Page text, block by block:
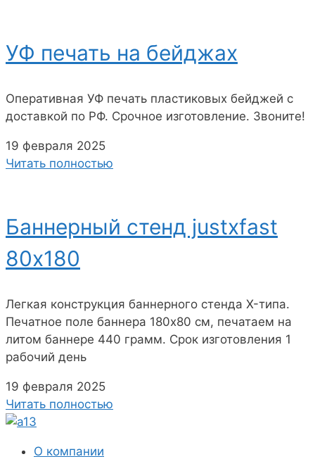
УФ печать на бейджах
Оперативная УФ печать пластиковых бейджей с
доставкой по РФ. Срочное изготовление. Звоните!
19 февраля 2025
Читать полностью
Баннерный стенд justxfast
80х180
Легкая конструкция баннерного стенда X-типа.
Печатное поле баннера 180х80 см, печатаем на
литом баннере 440 грамм. Срок изготовления 1
рабочий день
19 февраля 2025
Читать полностью
О компании